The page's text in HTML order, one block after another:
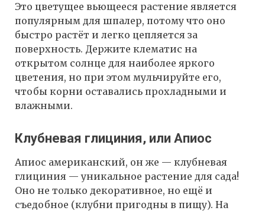
Это цветущее вьющееся растение является
популярным для шпалер, потому что оно
быстро растёт и легко цепляется за
поверхность. Держите клематис на
открытом солнце для наиболее яркого
цветения, но при этом мульчируйте его,
чтобы корни оставались прохладными и
влажными.
Клубневая глициния, или Апиос
Апиос американский, он же — клубневая
глициния — уникальное растение для сада!
Оно не только декоративное, но ещё и
съедобное (клубни пригодны в пищу). На